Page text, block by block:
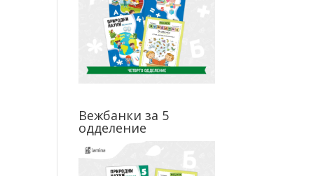
Вежбанки за 5
одделение